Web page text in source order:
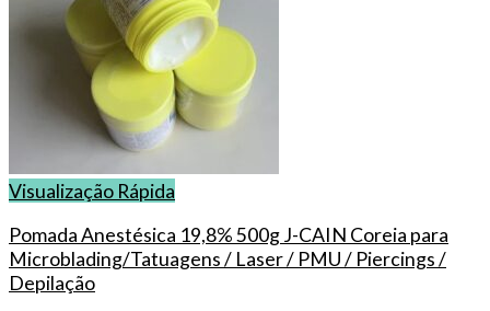
Visualização Rápida
Pomada Anestésica 19,8% 500g J-CAIN Coreia para
Microblading/Tatuagens / Laser / PMU / Piercings /
Depilação